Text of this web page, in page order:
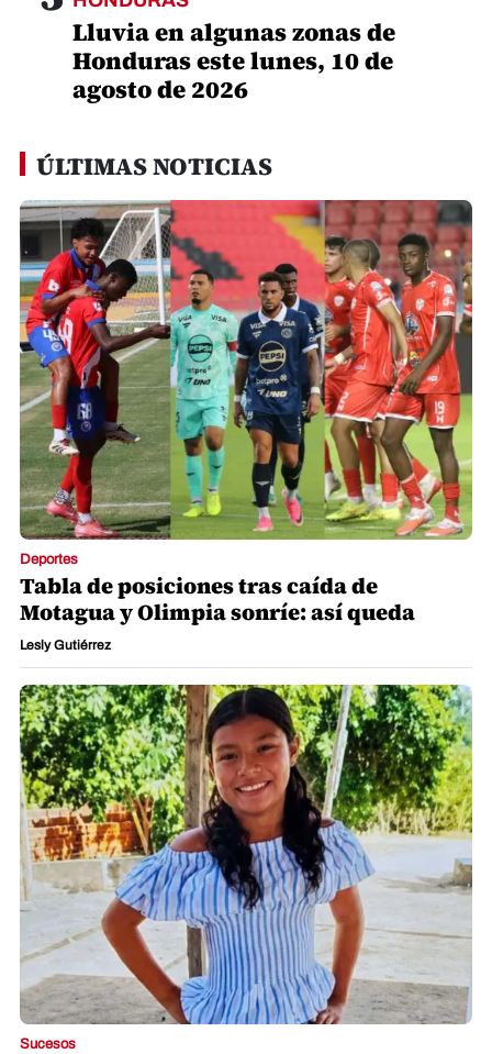
Lluvia en algunas zonas de
Honduras este lunes, 10 de
agosto de 2026
ÚLTIMAS NOTICIAS
Deportes
Tabla de posiciones tras caída de
Motagua y Olimpia sonríe: así queda
Lesly Gutiérrez
Sucesos